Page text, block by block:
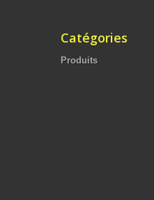
Catégories
Produits